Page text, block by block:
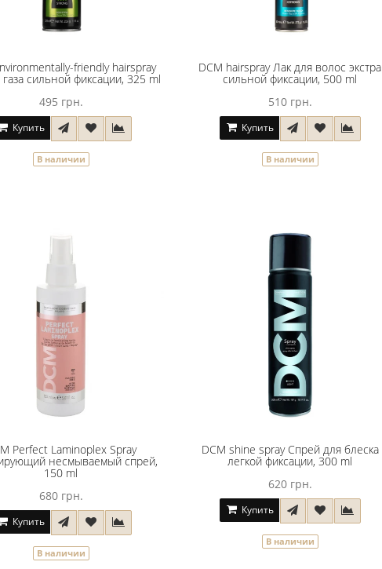
friendly hairspray
сильной фиксации, 325 ml
495 грн.
Купить
В наличии
DCM hairspray Лак для волос экстра
сильной фиксации, 500 ml
510 грн.
Купить
В наличии
Perfect Laminoplex Spray
несмываемый спрей,
150 ml
680 грн.
Купить
В наличии
DCM shine spray Спрей для блеска
легкой фиксации, 300 ml
620 грн.
Купить
В наличии